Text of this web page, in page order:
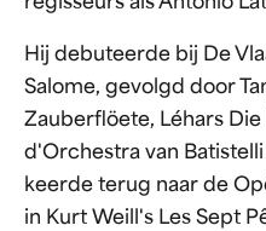
regisseurs als Antonio
Hij debuteerde bij De
Salome, gevolgd door
Zauberflöete, Léhars
d'Orchestra van
keerde terug naar de
in Kurt Weill's Les Sept